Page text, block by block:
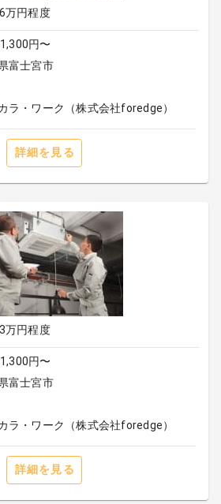
万円程度
円〜
富士宮市
ラ・ワーク（株式会社foredge）
詳細を見る
万円程度
円〜
富士宮市
ラ・ワーク（株式会社foredge）
詳細を見る